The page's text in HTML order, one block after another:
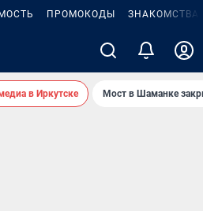
ПРОМОКОДЫ ЗНАКОМСТВА
в Иркутске Мост в Шаманке